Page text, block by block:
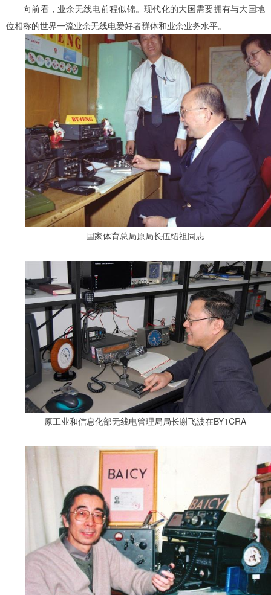
向前看，业余无线电前程似锦。现代化的大国需要拥有与大国地
位相称的世界一流业余无线电爱好者群体和业余业务水平。
国家体育总局原局长伍绍祖同志
原工业和信息化部无线电管理局局长谢飞波在BY1CRA